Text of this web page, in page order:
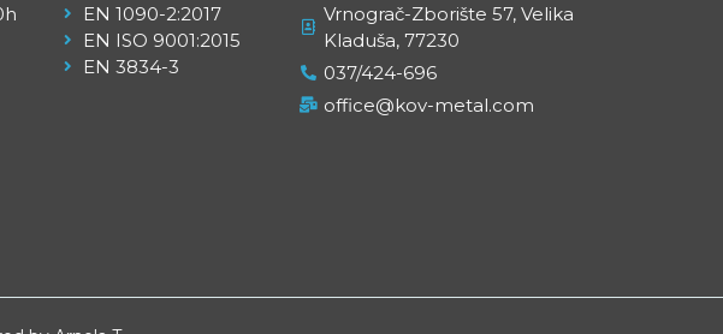
EN 1090-2:2017
EN ISO 9001:2015
EN 3834-3
Vrnograč-Zborište 57, Velika
Kladuša, 77230
037/424-696
office@kov-metal.com